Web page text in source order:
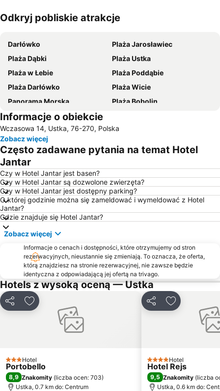
Powiększ mapę
Odkryj pobliskie atrakcje
Darłówko
Plaża Jarosławiec
Plaża Dąbki
Plaża Ustka
Plaża w Łebie
Plaża Poddąbie
Plaża Darłówko
Plaża Wicie
Panorama Morska
Plaża Bobolin
Plaża Dębina
Ruchome Wydmy
Plaża Orzechowo
Plaża Czołpino
Plaża w Rowach
Plaża wschodnia
Plaża Dąbkowice
Zatorze
Nadrzecze
Park Wodny JAN
Park Wodny Redzikowo
Port Morski w Darłowie
Westerplatte
Park Krajobrazowy Dolina Słupi
Śródmieście
Euphoria
Ryczewo
Racisław
Informacje o obiekcie
Wczasowa 14, Ustka, 76-270, Polska
Zobacz więcej
Często zadawane pytania na temat Hotel
Jantar
Czy w Hotel Jantar jest basen?
Czy w Hotel Jantar są dozwolone zwierzęta?
Czy w Hotel Jantar jest dostępny parking?
O której godzinie można się zameldować i wymeldować z Hotel
Jantar?
Gdzie znajduje się Hotel Jantar?
Zobacz więcej
Informacje o cenach i dostępności, które otrzymujemy od stron
rezerwacyjnych, nieustannie się zmieniają. To oznacza, że oferta,
którą znajdziesz na stronie rezerwacyjnej, nie zawsze będzie
identyczna z odpowiadającą jej ofertą na trivago.
Hotels z wysoką oceną — Ustka
UdostępnijDodaj do ulubionych
3 Kategoria
Hotel
Portobello
8,9 Znakomity (liczba ocen: 703)
Ustka, 0.7 km do: Centrum
UdostępnijDodaj do
4 Kategoria
Hotel
Hotel Rejs
9,5 Znakomity (liczba
Ustka, 0.6 km do: